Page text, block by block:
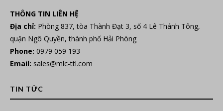
THÔNG TIN LIÊN HỆ
Địa chỉ: Phòng 837, tòa Thành Đạt 3, số 4 Lê Thánh Tông,
quận Ngô Quyền, thành phố Hải Phòng
Phone: 0979 059 193
Email: sales@mlc-ttl.com
TIN TỨC